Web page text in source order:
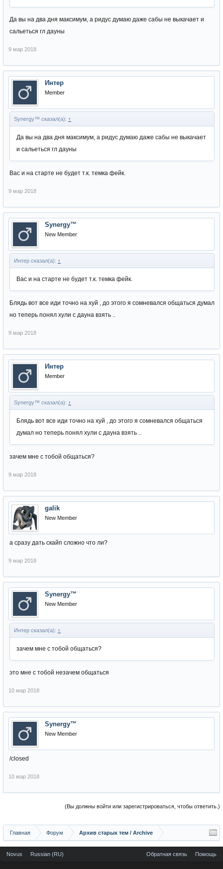
Да вы на два дня максимум, а ридус думаю даже сабы не выкачает и
сальеться гл дауны
9 мар 2018
Интер
Member
Synergy™ сказал(а): ↑
Да вы на два дня максимум, а ридус думаю даже сабы не выкачает
и сальеться гл дауны
Вас и на старте не будет т.к. темка фейк.
9 мар 2018
Synergy™
New Member
Интер сказал(а): ↑
Вас и на старте не будет т.к. темка фейк.
Блядь вот все иди точно на хуй , до этого я сомневался общаться думал
но теперь понял хули с дауна взять ..
9 мар 2018
Интер
Member
Synergy™ сказал(а): ↑
Блядь вот все иди точно на хуй , до этого я сомневался общаться
думал но теперь понял хули с дауна взять ..
зачем мне с тобой общаться?
9 мар 2018
galik
New Member
а сразу дать скайп сложно что ли?
9 мар 2018
Synergy™
New Member
Интер сказал(а): ↑
зачем мне с тобой общаться?
это мне с тобой незачем общаться
10 мар 2018
Synergy™
New Member
/closed
10 мар 2018
(Вы должны войти или зарегистрироваться, чтобы ответить.)
Главная Форум Архив старых тем / Archive
Novus Russian (RU) Обратная связь Помощь